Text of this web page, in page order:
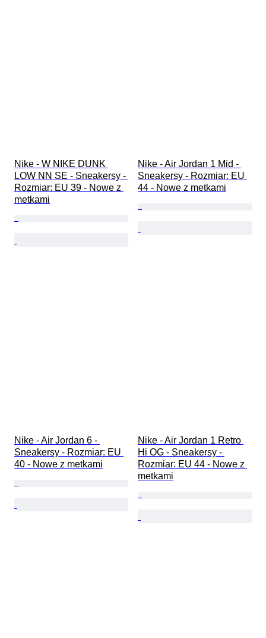
Nike - W NIKE DUNK
LOW NN SE - Sneakersy -
Rozmiar: EU 39 - Nowe z
metkami
Nike - Air Jordan 1 Mid -
Sneakersy - Rozmiar: EU
44 - Nowe z metkami
Nike - Air Jordan 6 -
Sneakersy - Rozmiar: EU
40 - Nowe z metkami
Nike - Air Jordan 1 Retro
Hi OG - Sneakersy -
Rozmiar: EU 44 - Nowe z
metkami